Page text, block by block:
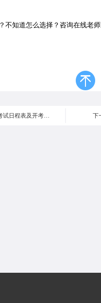
？不知道怎么选择？咨询在线老
上一篇：关于印发江苏自考2021年10月考试日程表及开考课程教材计划的通知 下